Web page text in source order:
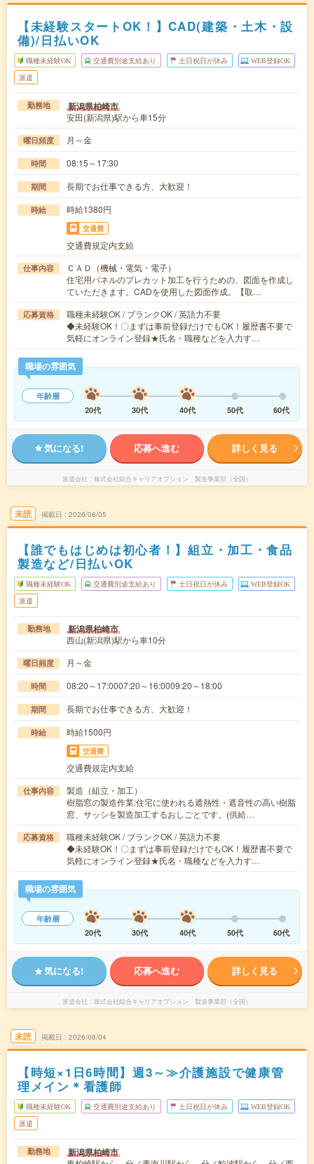
【未経験スタートOK！】CAD(建築・土木・設
備)/日払いOK
職種未経験OK 交通費別途支給あり 土日祝日が休み WEB登録OK
派遣
勤務地 新潟県柏崎市
安田(新潟県)駅から車15分
曜日頻度 月～金
時間 08:15～17:30
期間 長期でお仕事できる方、大歓迎！
時給 時給1380円
交通費
交通費規定内支給
仕事内容
ＣＡＤ（機械・電気・電子）
住宅用パネルのプレカット加工を行うための、図面を作成し
ていただきます。CADを使用した図面作成。【取…
応募資格
職種未経験OK / ブランクOK / 英語力不要
◆未経験OK！〇まずは事前登録だけでもOK！履歴書不要で
気軽にオンライン登録★氏名・職種などを入力す…
職場の雰囲気
年齢層
20代
30代 40代 50代 60代
気になる! 応募へ進む 詳しく見る
派遣会社 株式会社綜合キャリアオプション 製造事業部（全国）
未読 掲載日 2026/08/05
【誰でもはじめは初心者！】組立・加工・食品
製造など/日払いOK
職種未経験OK 交通費別途支給あり 土日祝日が休み WEB登録OK
派遣
勤務地 新潟県柏崎市
西山(新潟県)駅から車10分
曜日頻度 月～金
時間 08:20～17:0007:20～16:0009:20～18:00
期間 長期でお仕事できる方、大歓迎！
時給 時給1500円
交通費
交通費規定内支給
仕事内容
製造（組立・加工）
樹脂窓の製造作業:住宅に使われる遮熱性・遮音性の高い樹脂
窓、サッシを製造加工するおしごとです。(供給…
応募資格
職種未経験OK / ブランクOK / 英語力不要
◆未経験OK！〇まずは事前登録だけでもOK！履歴書不要で
気軽にオンライン登録★氏名・職種などを入力す…
職場の雰囲気
年齢層
20代
30代 40代 50代 60代
気になる! 応募へ進む 詳しく見る
派遣会社 株式会社綜合キャリアオプション 製造事業部（全国）
未読 掲載日 2026/08/04
【時短×1日6時間】週3～≫介護施設で健康管
理メイン＊看護師
職種未経験OK 交通費別途支給あり 土日祝日が休み WEB登録OK
派遣
勤務地 新潟県柏崎市